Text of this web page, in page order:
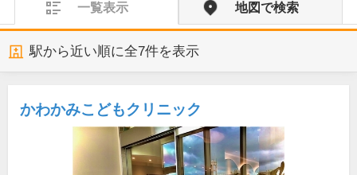
一覧表示 地図で検索
駅から近い順に全7件を表示
かわかみこどもクリニック